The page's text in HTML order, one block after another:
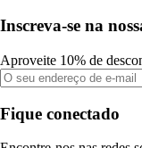
Inscreva-se na
Aproveite 10% de
Fique conectado